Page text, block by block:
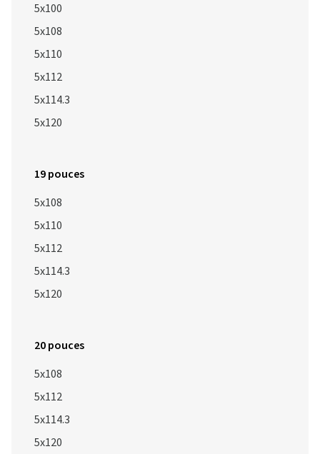
5x100
5x108
5x110
5x112
5x114.3
5x120
19 pouces
5x108
5x110
5x112
5x114.3
5x120
20 pouces
5x108
5x112
5x114.3
5x120